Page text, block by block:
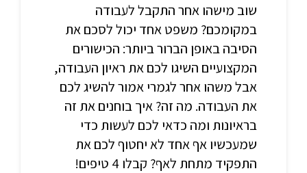
שוב מישהו אחר התקבל לעבודה
במקומכם? משפט אחד יכול לסכם את
הסיבה באופן הברור ביותר: הכישורים
המקצועיים השיגו לכם את ראיון העבודה,
אבל משהו אחר לגמרי אמור להשיג לכם
את העבודה. מה זה? איך בוחנים את זה
בראיונות ומה כדאי לכם לעשות כדי
שמעכשיו אף אחד לא יחטוף לכם את
התפקיד מתחת לאף? קבלו 4 טיפים!